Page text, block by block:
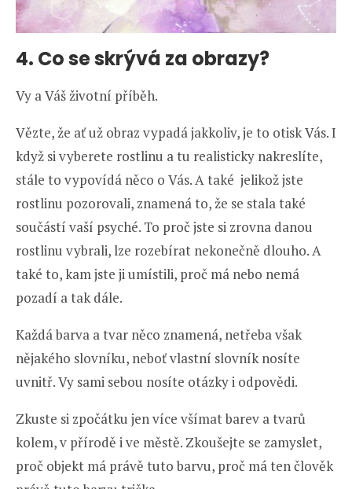
4. Co se skrývá za obrazy?
Vy a Váš životní příběh.
Vězte, že ať už obraz vypadá jakkoliv, je to otisk Vás. I
když si vyberete rostlinu a tu realisticky nakreslíte,
stále to vypovídá něco o Vás. A také jelikož jste
rostlinu pozorovali, znamená to, že se stala také
součástí vaší psyché. To proč jste si zrovna danou
rostlinu vybrali, lze rozebírat nekonečně dlouho. A
také to, kam jste ji umístili, proč má nebo nemá
pozadí a tak dále.
Každá barva a tvar něco znamená, netřeba však
nějakého slovníku, neboť vlastní slovník nosíte
uvnitř. Vy sami sebou nosíte otázky i odpovědi.
Zkuste si zpočátku jen více všímat barev a tvarů
kolem, v přírodě i ve městě. Zkoušejte se zamyslet,
proč objekt má právě tuto barvu, proč má ten člověk